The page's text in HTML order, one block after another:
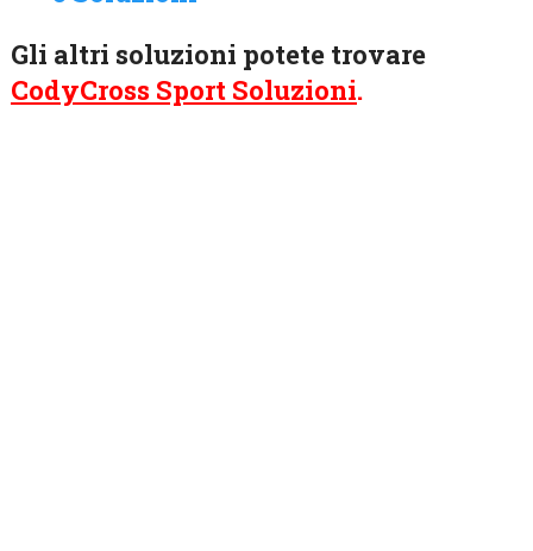
Gli altri soluzioni potete trovare
CodyCross Sport Soluzioni.